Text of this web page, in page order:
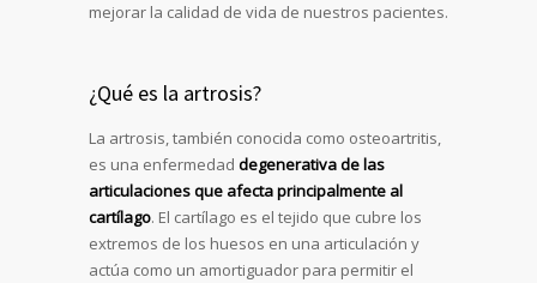
mejorar la calidad de vida de nuestros pacientes.
¿Qué es la artrosis?
La artrosis, también conocida como osteoartritis,
es una enfermedad degenerativa de las
articulaciones que afecta principalmente al
cartílago. El cartílago es el tejido que cubre los
extremos de los huesos en una articulación y
actúa como un amortiguador para permitir el